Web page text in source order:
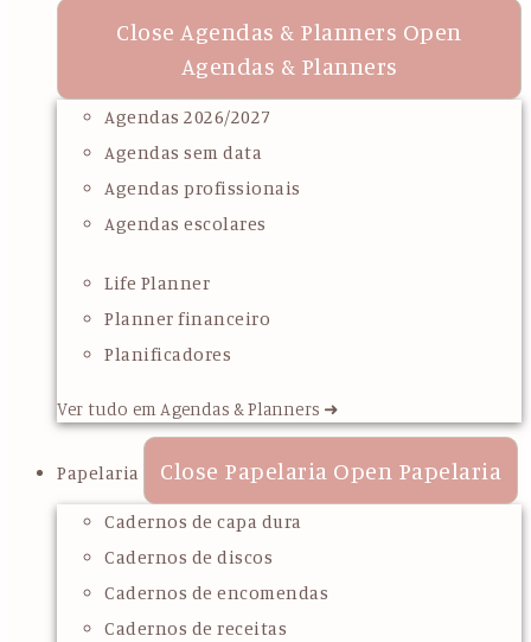
Close Agendas & Planners Open
Agendas & Planners
Agendas 2026/2027
Agendas sem data
Agendas profissionais
Agendas escolares
Life Planner
Planner financeiro
Planificadores
Ver tudo em Agendas & Planners ➜
Papelaria Close Papelaria Open Papelaria
Cadernos de capa dura
Cadernos de discos
Cadernos de encomendas
Cadernos de receitas